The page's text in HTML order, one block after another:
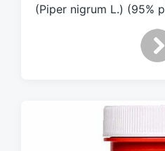
(Piper nigrum L.) (95%